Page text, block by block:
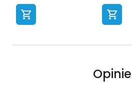
Opinie